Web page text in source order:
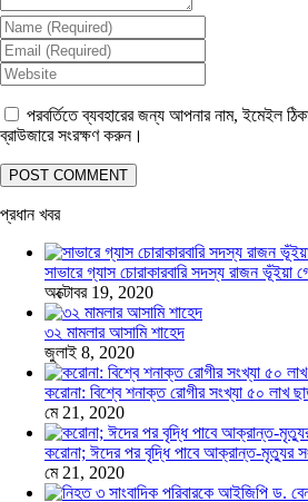
পরবর্তিতে ব্যবহারের জন্য আপনার নাম, ইমেইল
ব্রাউজারে সংরক্ষণ করুন।
প্রধান খবর
সাভারে গ্যাস চোরাকারবারি সদস্য রাজন ভূঁইয়া
অক্টোবর 19, 2020
৩২ মামলার আসামি শাহেদ
জুলাই 8, 2020
করোনা: বিশ্বে শনাক্ত রোগীর সংখ্যা ৫০ লাখ
মে 21, 2020
করোনা; ঈদের পর বৃদ্ধি পাবে আক্রান্ত-মৃত্যুর
মে 21, 2020